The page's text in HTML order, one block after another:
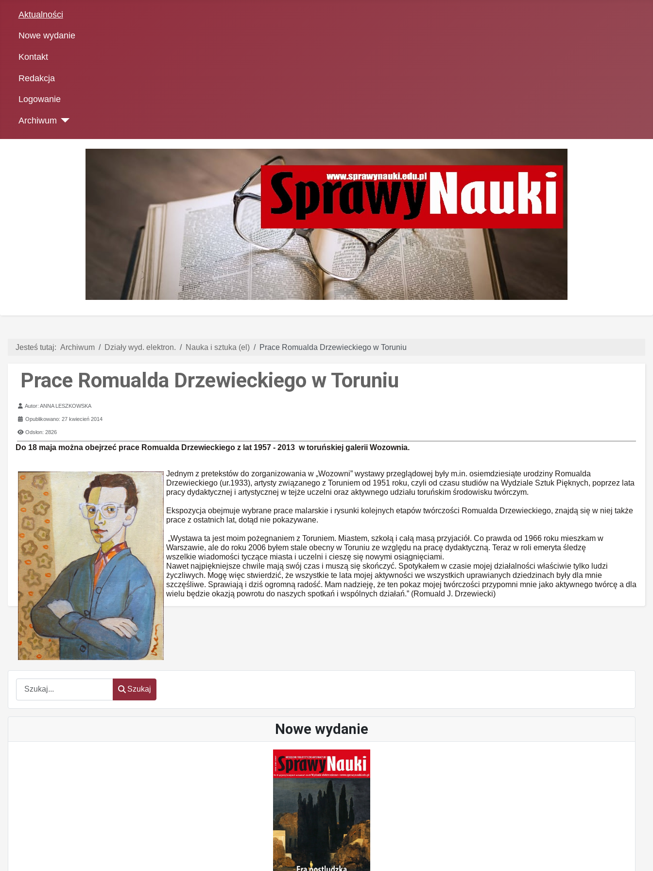
Aktualności
Nowe wydanie
Kontakt
Redakcja
Logowanie
Archiwum
Szukaj
Szukaj
Nowe wydanie
Jesteś tutaj: Archiwum Działy wyd. elektron. Nauka i sztuka (el) Prace Romualda Drzewieckiego w Toruniu
Prace Romualda Drzewieckiego w Toruniu
Szczegóły
Autor:ANNA LESZKOWSKA
Opublikowano: 27 kwiecień 2014
Odsłon: 2826
Do 18 maja można obejrzeć prace Romualda Drzewieckiego z lat 1957 - 2013 w toruńskiej galerii Wozownia.
Jednym z pretekstów do zorganizowania w „Wozowni” wystawy przeglądowej były m.in. osiemdziesiąte urodziny Romualda
Drzewieckiego (ur.1933), artysty związanego z Toruniem od 1951 roku, czyli od czasu studiów na Wydziale Sztuk Pięknych, poprzez lata
pracy dydaktycznej i artystycznej w tejże uczelni oraz aktywnego udziału toruńskim środowisku twórczym.
Ekspozycja obejmuje wybrane prace malarskie i rysunki kolejnych etapów twórczości Romualda Drzewieckiego, znajdą się w niej także
prace z ostatnich lat, dotąd nie pokazywane.
„Wystawa ta jest moim pożegnaniem z Toruniem. Miastem, szkołą i całą masą przyjaciół. Co prawda od 1966 roku mieszkam w
Warszawie, ale do roku 2006 byłem stale obecny w Toruniu ze względu na pracę dydaktyczną. Teraz w roli emeryta śledzę
wszelkie wiadomości tyczące miasta i uczelni i cieszę się nowymi osiągnięciami.
Nawet najpiękniejsze chwile mają swój czas i muszą się skończyć. Spotykałem w czasie mojej działalności właściwie tylko ludzi
życzliwych. Mogę więc stwierdzić, że wszystkie te lata mojej aktywności we wszystkich uprawianych dziedzinach były dla mnie
szczęśliwe. Sprawiają i dziś ogromną radość. Mam nadzieję, że ten pokaz mojej twórczości przypomni mnie jako aktywnego twórcę a dla
wielu będzie okazją powrotu do naszych spotkań i wspólnych działań.” (Romuald J. Drzewiecki)